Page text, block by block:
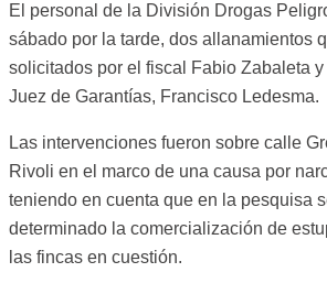
El personal de la División Drogas
sábado por la tarde, dos allanamientos
solicitados por el fiscal Fabio Zabaleta y
Juez de Garantías, Francisco Ledesma.
Las intervenciones fueron sobre calle
Rivoli en el marco de una causa por
teniendo en cuenta que en la pesquisa
determinado la comercialización de
las fincas en cuestión.